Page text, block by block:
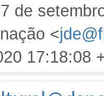
de
<
17:18:08